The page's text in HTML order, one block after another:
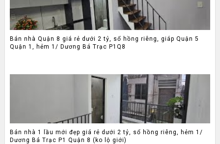
Bán nhà Quận 8 giá rẻ dưới 2 tỷ, sổ hồng riêng, giáp Quận 5
Quận 1, hẻm 1/ Dương Bá Trạc P1Q8
Bán nhà 1 lầu mới đẹp giá rẻ dưới 2 tỷ, sổ hồng riêng, hẻm 1/
Dương Bá Trạc P1 Quận 8 (ko lộ giới)